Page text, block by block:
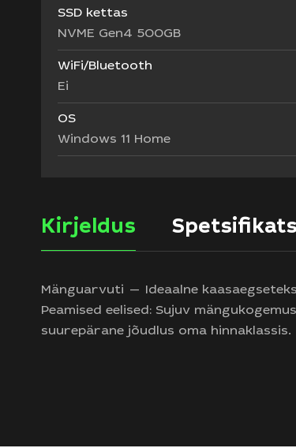
Otsi:
Teie taotlus ei tohi ületada 300
SSD kettas
NVME Gen4 500GB
WiFi/Bluetooth
Ei
OS
Windows 11 Home
Kirjeldus
Mänguarvuti — Ideaalne
Peamised eelised: Sujuv
suurepärane jõudlus oma hinnaklassis.